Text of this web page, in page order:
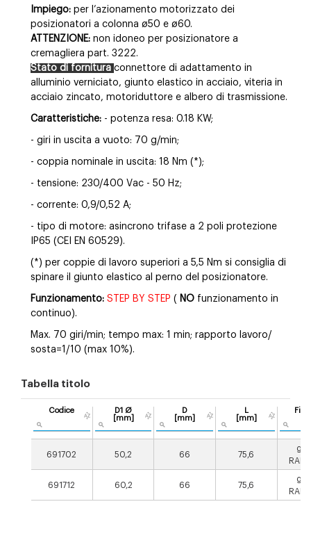
Impiego: per l’azionamento motorizzato dei
posizionatori a colonna ø50 e ø60.
ATTENZIONE: non idoneo per posizionatore a
cremagliera part. 3222.
Stato di fornitura connettore di adattamento in
alluminio verniciato, giunto elastico in acciaio, viteria in
acciaio zincato, motoriduttore e albero di trasmissione.
Caratteristiche: - potenza resa: 0.18 KW;
- giri in uscita a vuoto: 70 g/min;
- coppia nominale in uscita: 18 Nm (*);
- tensione: 230/400 Vac - 50 Hz;
- corrente: 0,9/0,52 A;
- tipo di motore: asincrono trifase a 2 poli protezione
IP65 (CEI EN 60529).
(*) per coppie di lavoro superiori a 5,5 Nm si consiglia di
spinare il giunto elastico al perno del posizionatore.
Funzionamento: STEP BY STEP ( NO funzionamento in
continuo).
Max. 70 giri/min; tempo max: 1 min; rapporto lavoro/
sosta=1/10 (max 10%).
Tabella titolo
Codice
D1 Ø
[mm]
D
[mm]
L
[mm]
691702 50,2 66 75,6
691712 60,2 66 75,6